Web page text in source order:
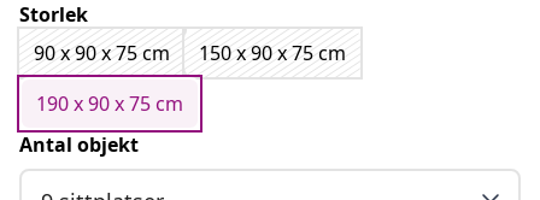
Storlek
90 x 90 x 75 cm
150 x 90 x 75 cm
190 x 90 x 75 cm
Antal objekt